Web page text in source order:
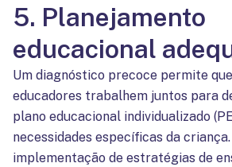
5. Planejamento
educacional
Um diagnóstico precoce permite
educadores trabalhem juntos para
plano educacional individualizado
necessidades específicas da
implementação de estratégias de